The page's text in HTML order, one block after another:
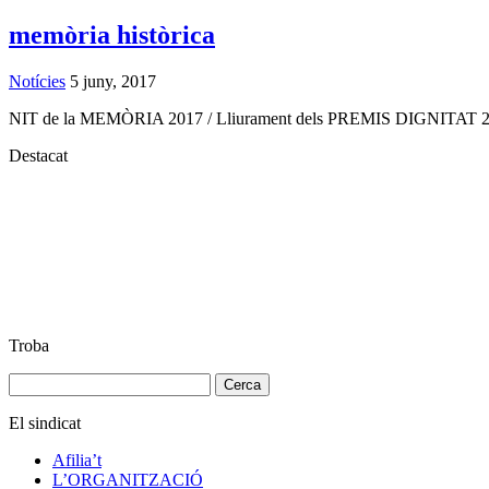
memòria històrica
Notícies 5 juny, 2017
NIT de la MEMÒRIA 2017 / Lliurament dels PREMIS DIGNITAT
Destacat
Troba
El sindicat
Afilia’t
L’ORGANITZACIÓ